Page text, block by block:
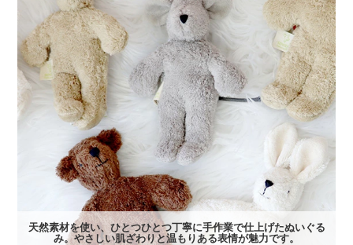
天然素材を使い、ひとつひとつ丁寧に手作業で仕上げたぬいぐる
み。やさしい肌ざわりと温もりある表情が魅力です。